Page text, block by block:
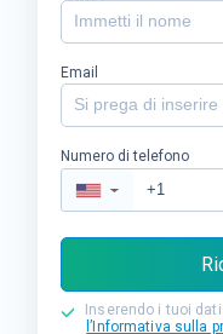
Email
Numero di telefono
▼
Inserendo i tuoi
l’Informativa sulla